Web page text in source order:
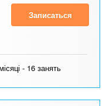
Записаться
- 16 занять